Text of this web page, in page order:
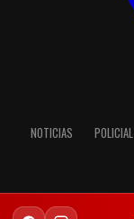
NOTICIAS POLICIAL